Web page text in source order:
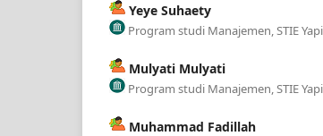
Yeye Suhaety
Program studi Manajemen, STIE
Mulyati Mulyati
Program studi Manajemen, STIE
Muhammad Fadillah